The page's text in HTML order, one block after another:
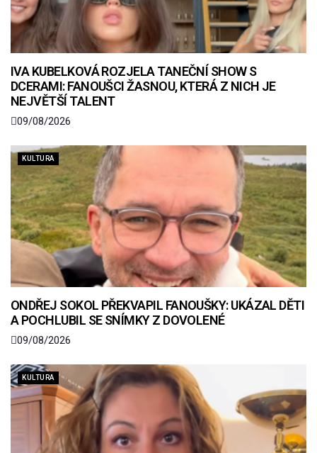
IVA KUBELKOVÁ ROZJELA TANEČNÍ SHOW S
DCERAMI: FANOUŠCI ŽASNOU, KTERÁ Z NICH JE
NEJVĚTŠÍ TALENT
09/08/2026
KULTURA
ONDŘEJ SOKOL PŘEKVAPIL FANOUŠKY: UKÁZAL DĚTI
A POCHLUBIL SE SNÍMKY Z DOVOLENÉ
09/08/2026
KULTURA